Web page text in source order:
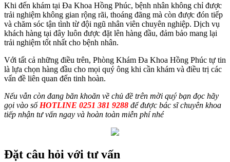
Khi đến khám tại Đa Khoa Hồng Phúc, bệnh nhân không chỉ được
trải nghiệm không gian rộng rãi, thoáng đãng mà còn được đón tiếp
và chăm sóc tận tình từ đội ngũ nhân viên chuyên nghiệp. Dịch vụ
khách hàng tại đây luôn được đặt lên hàng đầu, đảm bảo mang lại
trải nghiệm tốt nhất cho bệnh nhân.
Với tất cả những điều trên, Phòng Khám Đa Khoa Hồng Phúc tự tin
là lựa chọn hàng đầu cho mọi quý ông khi cần khám và điều trị các
vấn đề liên quan đến tinh hoàn.
Nếu vẫn còn đang băn khoăn về chủ đề trên mời quý bạn đọc hãy
gọi vào số HOTLINE 0251 381 9288 để được bác sĩ chuyên khoa
tiếp nhận tư vấn ngay và hoàn toàn miễn phí nhé
Đặt câu hỏi với tư vấn